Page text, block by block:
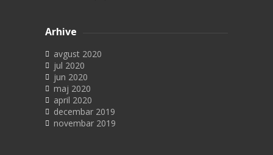
Arhive
avgust 2020
jul 2020
jun 2020
maj 2020
april 2020
decembar 2019
novembar 2019